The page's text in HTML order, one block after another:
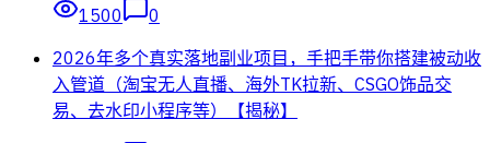
1500
0
2026年多个真实落地副业项目，手把手带你搭建被动收
入管道（淘宝无人直播、海外TK拉新、CSGO饰品交
易、去水印小程序等）【揭秘】